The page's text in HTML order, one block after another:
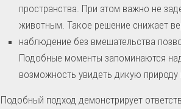
пространства. При этом важно не
животным. Такое решение снижает
наблюдение без вмешательства
Подобные моменты запоминаются
возможность увидеть дикую природу
Подобный подход демонстрирует